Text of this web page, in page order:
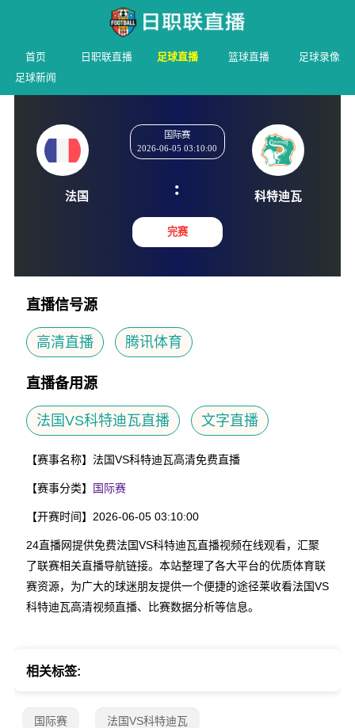
首页 日职联直播 足球直播 篮球直播
足球录像
足球新闻
:
直播信号源
高清直播 腾讯体育
直播备用源
法国VS科特迪瓦直播 文字直播
【赛事名称】 法国VS科特迪瓦高清免费直播
【赛事分类】 国际赛
【开赛时间】 2026-06-05 03:10:00
24直播网提供免费法国VS科特迪瓦直播视频在线观看，汇聚
了联赛相关直播导航链接。本站整理了各大平台的优质体育联
赛资源，为广大的球迷朋友提供一个便捷的途径莱收看法国VS
科特迪瓦高清视频直播、比赛数据分析等信息。
相关标签:
国际赛 法国VS科特迪瓦